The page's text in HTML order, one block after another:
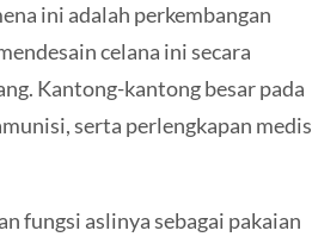
ini adalah perkembangan
celana ini secara
Kantong-kantong besar pada
serta perlengkapan medis
fungsi aslinya sebagai pakaian